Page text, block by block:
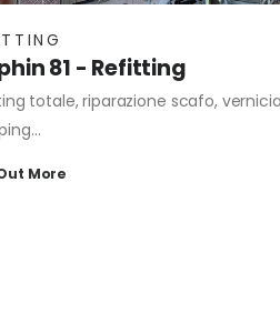
81 - Refitting
totale, riparazione scafo,
More